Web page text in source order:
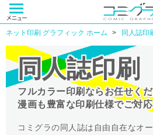
ネット印刷 グラフィック ホーム 同人誌印
同人誌印刷
フルカラー印刷ならお任せくだ
漫画も豊富な印刷仕様でご対応
コミグラの同人誌は自由自在なオ